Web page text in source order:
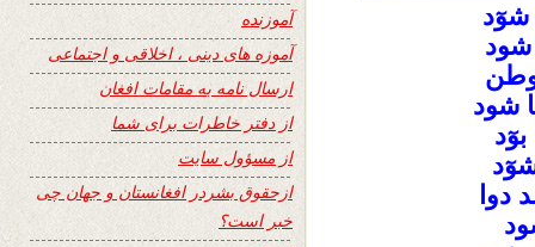
شوٓد
شود
شود
دوا
آموزنده
آموزه های دینی ، اخلاقی و اجتماعی
ارسال نامه به مقامات افغان
از دفتر خاطرات برای شما
از مسؤول سایت
ازحقوق بشردر افغانستان و جهان چی
خبر است؟